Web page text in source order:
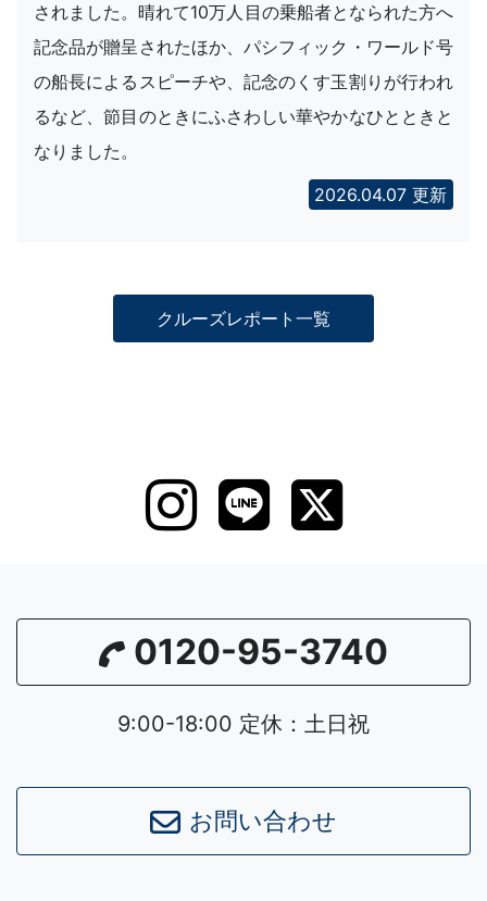
されました。晴れて10万人目の乗船者となられた方へ
記念品が贈呈されたほか、パシフィック・ワールド号
の船長によるスピーチや、記念のくす玉割りが行われ
るなど、節目のときにふさわしい華やかなひとときと
なりました。
2026.04.07 更新
クルーズレポート一覧
0120-95-3740
9:00-18:00 定休：土日祝
お問い合わせ